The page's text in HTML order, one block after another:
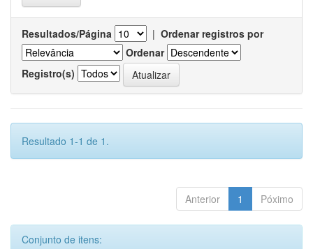
Resultados/Página | Ordenar registros por
Ordenar
Registro(s)
Resultado 1-1 de 1.
Anterior 1 Póximo
Conjunto de itens: